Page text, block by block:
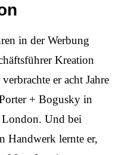
in der Werbung
Kreation
er acht Jahre
+ Bogusky in
Und bei
Handwerk lernte er,